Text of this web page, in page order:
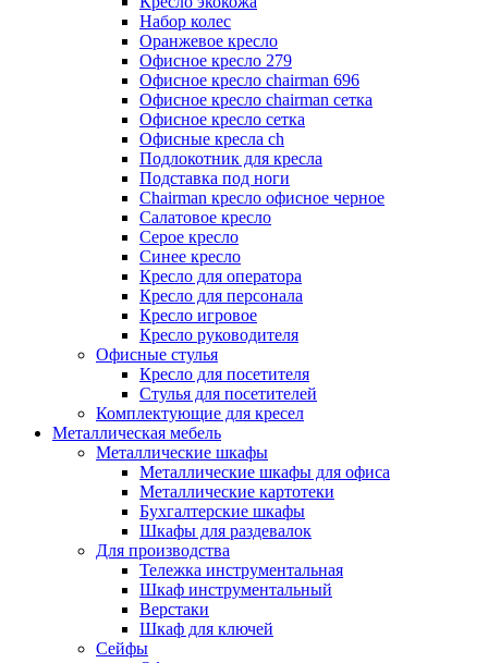
Набор колес
Оранжевое кресло
Офисное кресло 279
Офисное кресло chairman 696
Офисное кресло chairman сетка
Офисное кресло сетка
Офисные кресла ch
Подлокотник для кресла
Подставка под ноги
Сhairman кресло офисное черное
Салатовое кресло
Серое кресло
Синее кресло
Кресло для оператора
Кресло для персонала
Кресло игровое
Кресло руководителя
Офисные стулья
Кресло для посетителя
Стулья для посетителей
Комплектующие для кресел
Металлическая мебель
Металлические шкафы
Металлические шкафы для офиса
Металлические картотеки
Бухгалтерские шкафы
Шкафы для раздевалок
Для производства
Тележка инструментальная
Шкаф инструментальный
Верстаки
Шкаф для ключей
Сейфы